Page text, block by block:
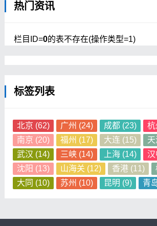
热门资讯
栏目ID=0的表不存在(操作类型=1)
标签列表
北京 (62) 广州 (24) 成都(23) 杭
南京 (20) 福州 (17) 大连 (15)
武汉 (14) 三峡(14) 上海(14) 汉
沈阳 (13) 山海关 (12) 香港(11)
大同 (10) 苏州 (10) 昆明 (9) 青